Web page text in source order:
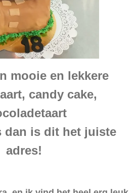
mooie en lekkere
candy cake,
dan is dit het juiste
adres!